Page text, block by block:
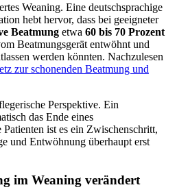
Weaning. Eine deutschsprachige
hebt hervor, dass bei geeigneter
Beatmung etwa 60 bis 70 Prozent
Beatmungsgerät entwöhnt und
werden könnten. Nachzulesen
zur schonenden Beatmung und
Perspektive. Ein
das Ende eines
ist es ein Zwischenschritt,
und Entwöhnung überhaupt erst
im Weaning verändert